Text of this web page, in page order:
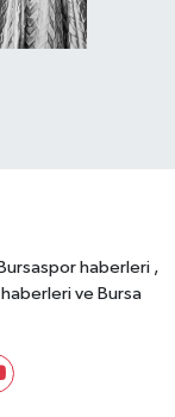
haberleri ,
ve Bursa